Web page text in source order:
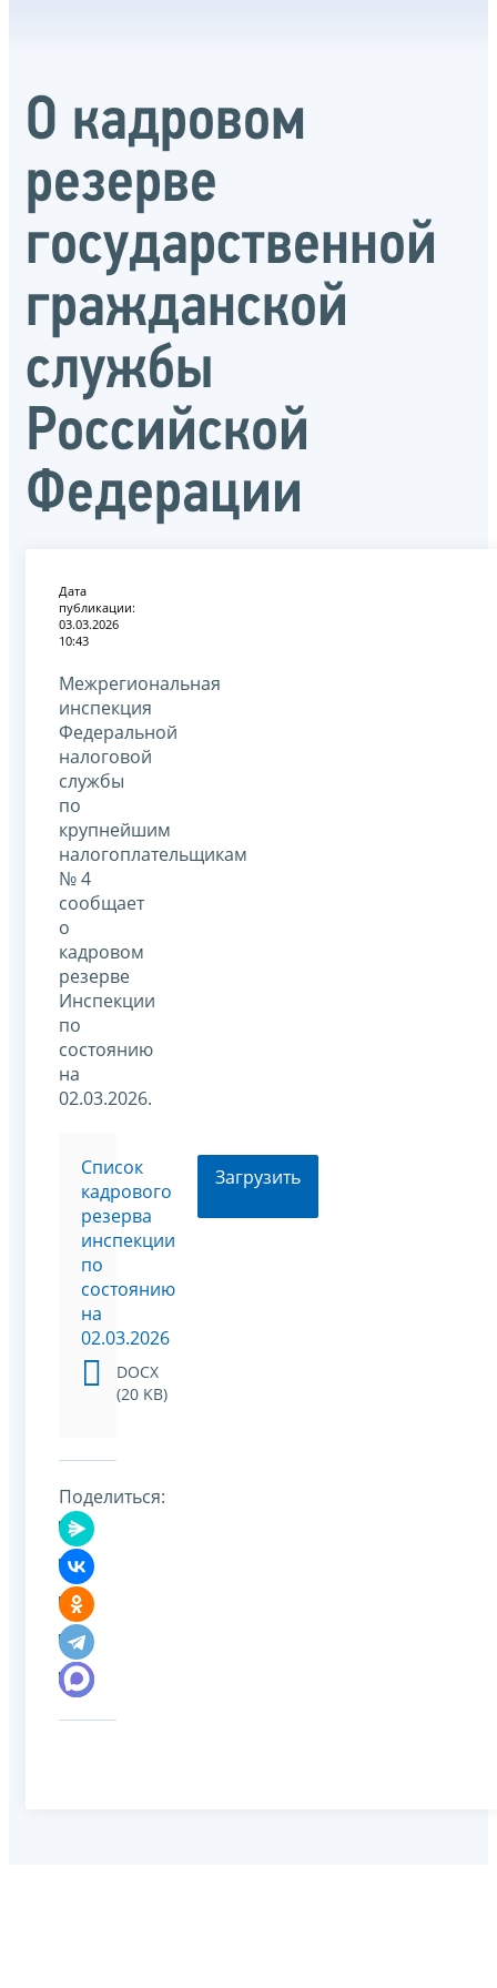
О кадровом
резерве
государственной
гражданской
службы
Российской
Федерации
Дата
публикации:
03.03.2026
10:43
Межрегиональная
инспекция
Федеральной
налоговой
службы
по
крупнейшим
налогоплательщикам
№ 4
сообщает
о
кадровом
резерве
Инспекции
по
состоянию
на
02.03.2026.
Список
кадрового
резерва
инспекции
по
состоянию
на
02.03.2026
DOCX
(20 KB)
Загрузить
Поделиться: